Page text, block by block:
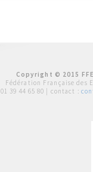
Copyright © 2015
Fédération Française des
01 39 44 65 80 | contact :